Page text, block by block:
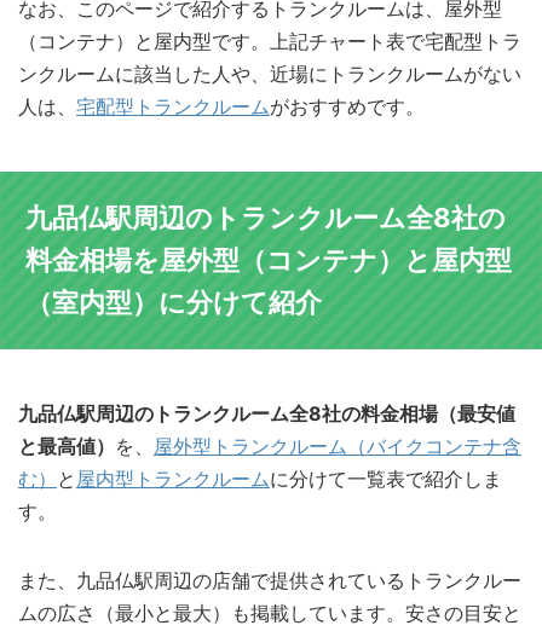
なお、このページで紹介するトランクルームは、屋外型
（コンテナ）と屋内型です。上記チャート表で宅配型トラ
ンクルームに該当した人や、近場にトランクルームがない
人は、 宅配型トランクルームがおすすめです。
九品仏駅周辺のトランクルーム全8社の
料金相場を屋外型（コンテナ）と屋内型
（室内型）に分けて紹介
九品仏駅周辺のトランクルーム全8社の料金相場（最安値
と最高値） を、 屋外型トランクルーム（バイクコンテナ含
む） と 屋内型トランクルームに分けて一覧表で紹介しま
す。
また、九品仏駅周辺の店舗で提供されているトランクルー
ムの広さ（最小と最大）も掲載しています。安さの目安と